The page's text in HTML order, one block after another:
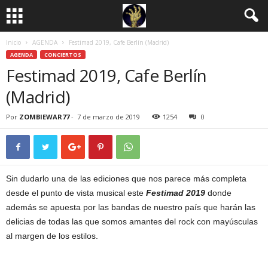
Inicio AGENDA Festimad 2019, Cafe Berlín (Madrid)
AGENDA CONCIERTOS
Festimad 2019, Cafe Berlín
(Madrid)
Por ZOMBIEWAR77- 7 de marzo de 2019 1254 0
Sin dudarlo una de las ediciones que nos parece más completa
desde el punto de vista musical este Festimad 2019 donde
además se apuesta por las bandas de nuestro país que harán las
delicias de todas las que somos amantes del rock con mayúsculas
al margen de los estilos.